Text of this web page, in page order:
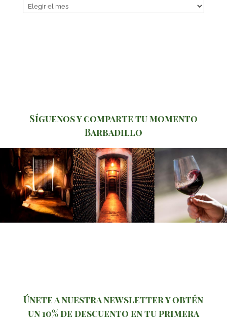
Síguenos y comparte tu momento
Barbadillo
Únete a nuestra newsletter y obtén
un 10% de descuento en tu primera